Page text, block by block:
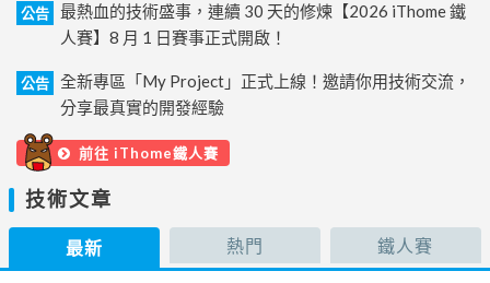
公告
最熱血的技術盛事，連續 30 天的修煉【2026 iThome 鐵
人賽】8 月 1 日賽事正式開啟！
公告
全新專區「My Project」正式上線！邀請你用技術交流，
分享最真實的開發經驗
前往 iThome鐵人賽
技術文章
最新 熱門 鐵人賽